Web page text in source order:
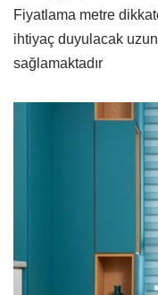
Fiyatlama metre
ihtiyaç duyulacak
sağlamaktadır